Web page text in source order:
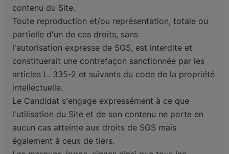
contenu du Site.
Toute reproduction et/ou représentation, totale ou
partielle d'un de ces droits, sans
l'autorisation expresse de SGS, est interdite et
constituerait une contrefaçon sanctionnée par les
articles L. 335-2 et suivants du code de la propriété
intellectuelle.
Le Candidat s'engage expressément à ce que
l'utilisation du Site et de son contenu ne porte en
aucun cas atteinte aux droits de SGS mais
également à ceux de tiers.